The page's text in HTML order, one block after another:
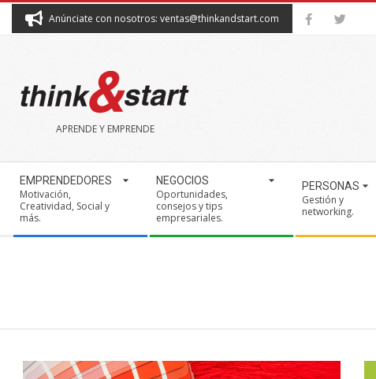
Anúnciate con nosotros: ventas@thinkandstart.com
THINK&START
APRENDE Y EMPRENDE
Navigation
Menu
EMPRENDEDORES
Motivación,
Creatividad, Social y
más.
NEGOCIOS
Oportunidades,
consejos y tips
empresariales.
PERSONAS
Gestión y
networking.